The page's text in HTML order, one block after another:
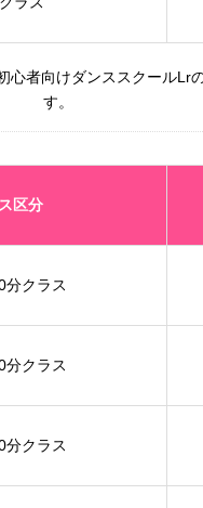
者向けダンススクールLr
す。
区分
分クラス
分クラス
分クラス